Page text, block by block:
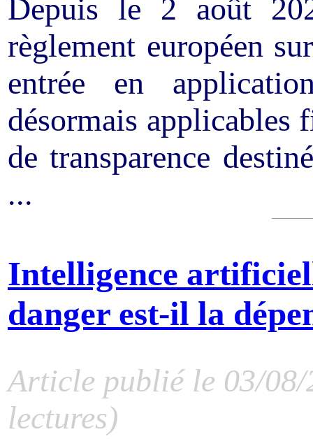
Depuis le 2 août
règlement européen
entrée en
désormais applicables
de transparence
...
Intelligence
danger est-il la
Article publié le 03/
lectures)